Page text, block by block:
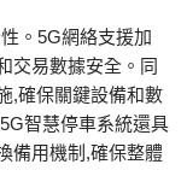
。5G網絡支援加
交易數據安全。同
,確保關鍵設備和數
智慧停車系統還具
備用機制,確保整體